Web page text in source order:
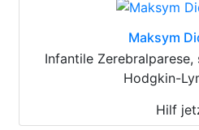
Maksym
Infantile
Hodgkin-
Hilf